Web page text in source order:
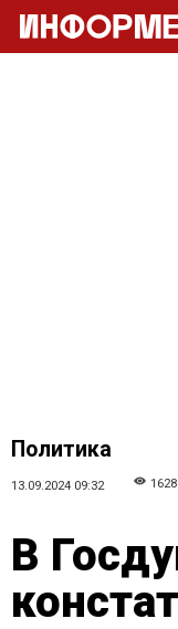
Политика
13.09.2024 09:32 1628
В